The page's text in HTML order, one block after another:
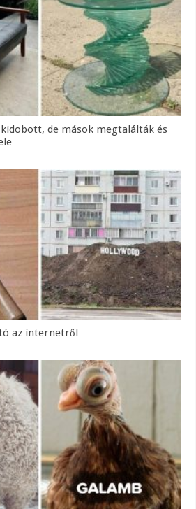
de mások megtalálták és
az internetről